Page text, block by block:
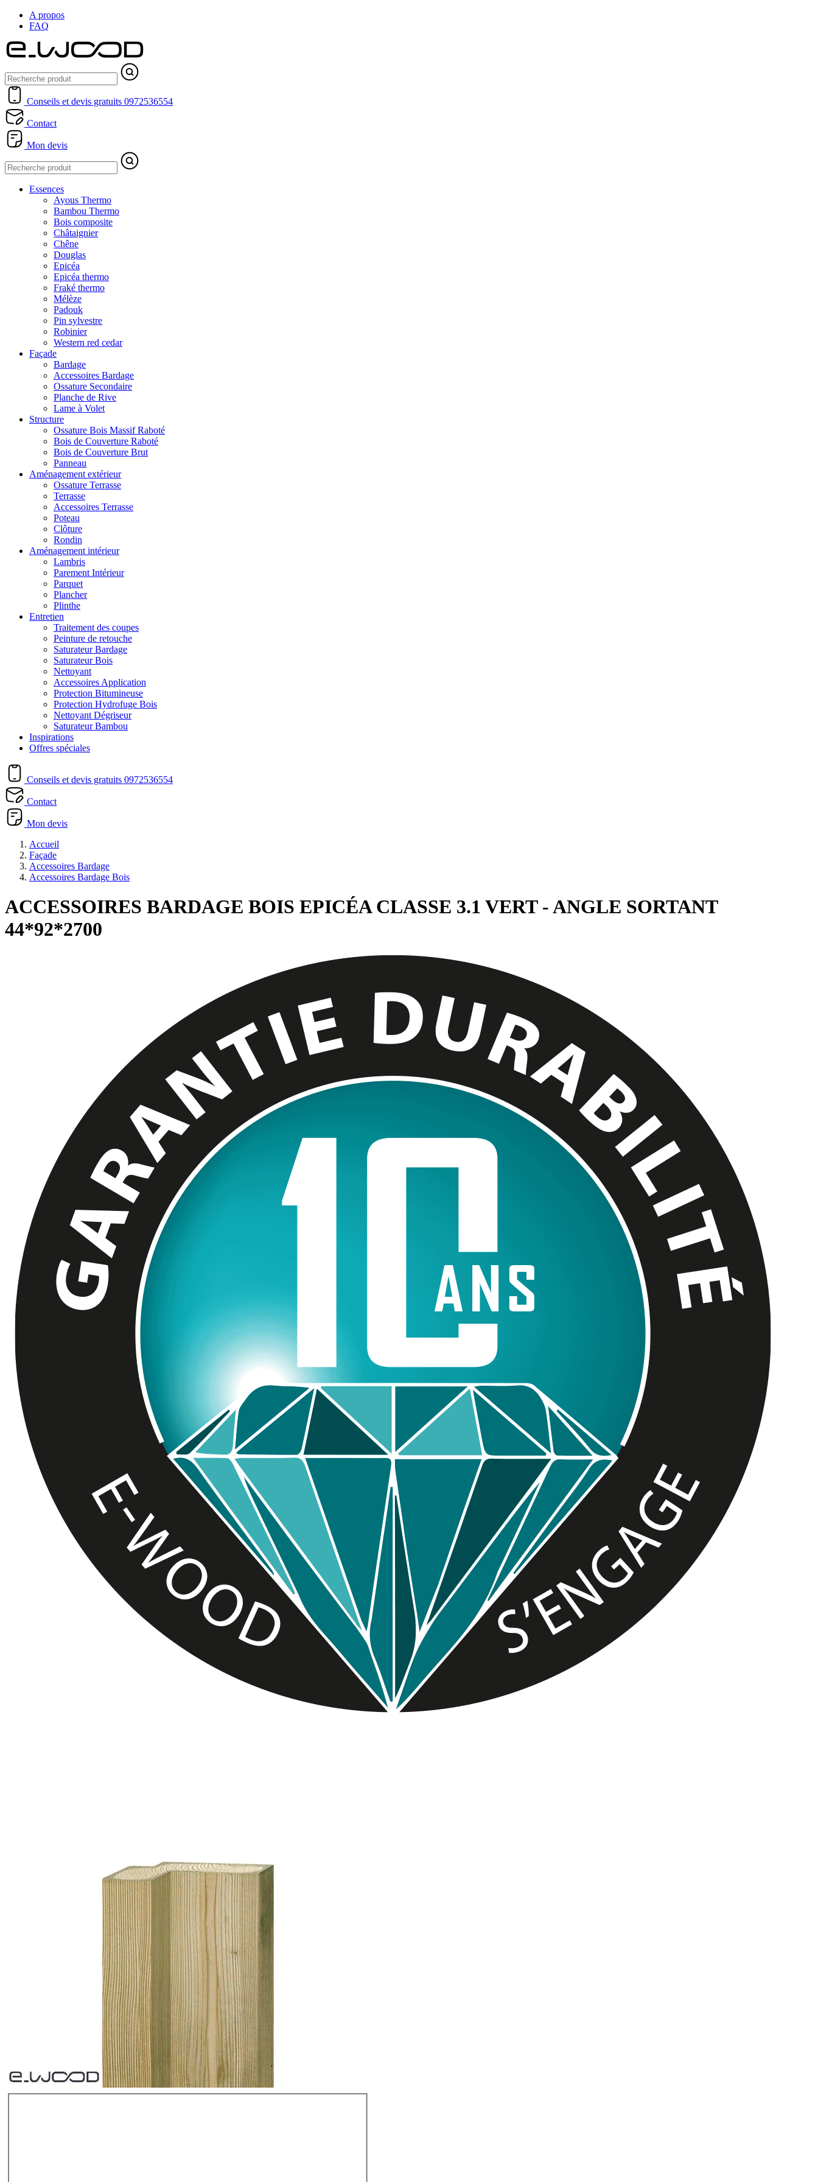
A propos
FAQ
Conseils et devis gratuits 0972536554
Contact
Mon devis
Essences
Ayous Thermo
Bambou Thermo
Bois composite
Châtaignier
Chêne
Douglas
Epicéa
Epicéa thermo
Fraké thermo
Mélèze
Padouk
Pin sylvestre
Robinier
Western red cedar
Façade
Bardage
Accessoires Bardage
Ossature Secondaire
Planche de Rive
Lame à Volet
Structure
Ossature Bois Massif Raboté
Bois de Couverture Raboté
Bois de Couverture Brut
Panneau
Aménagement extérieur
Ossature Terrasse
Terrasse
Accessoires Terrasse
Poteau
Clôture
Rondin
Aménagement intérieur
Lambris
Parement Intérieur
Parquet
Plancher
Plinthe
Entretien
Traitement des coupes
Peinture de retouche
Saturateur Bardage
Saturateur Bois
Nettoyant
Accessoires Application
Protection Bitumineuse
Protection Hydrofuge Bois
Nettoyant Dégriseur
Saturateur Bambou
Inspirations
Offres spéciales
Conseils et devis gratuits 0972536554
Contact
Mon devis
Accueil
Façade
Accessoires Bardage
Accessoires Bardage Bois
ACCESSOIRES BARDAGE BOIS EPICÉA CLASSE 3.1 VERT - ANGLE SORTANT
44*92*2700